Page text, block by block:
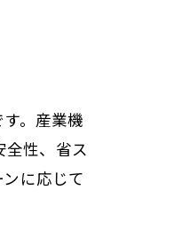
。産業機
性、省ス
に応じて